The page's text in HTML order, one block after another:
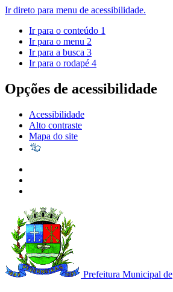
Ir direto para menu de acessibilidade.
Ir para o conteúdo 1
Ir para o menu 2
Ir para a busca 3
Ir para o rodapé 4
Opções de acessibilidade
Acessibilidade
Alto contraste
Mapa do site
Prefeitura Municipal de